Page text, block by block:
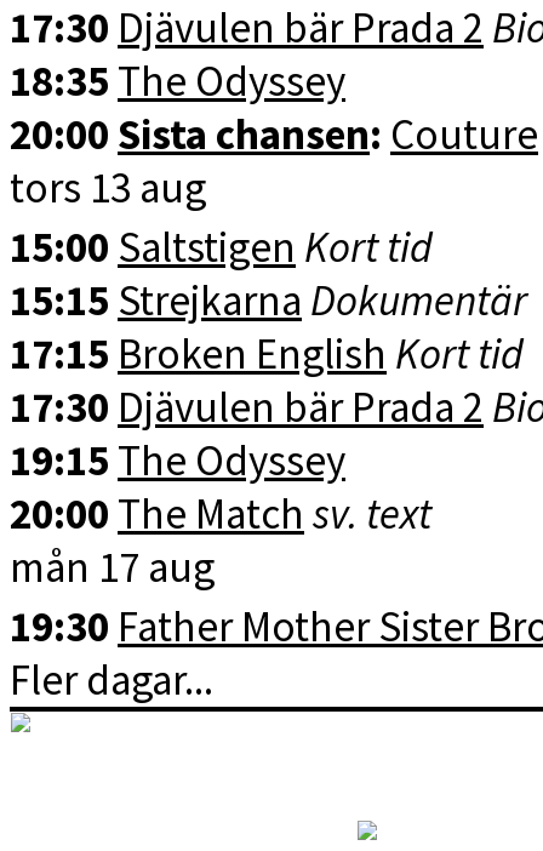
17:30 Djävulen bär Prada 2
18:35 The Odyssey
20:00 Sista chansen: Couture
tors 13 aug
15:00 Saltstigen Kort tid
15:15 Strejkarna Dokumentär
17:15 Broken English Kort tid
17:30 Djävulen bär Prada 2
19:15 The Odyssey
20:00 The Match sv. text
mån 17 aug
19:30 Father Mother Sister
Fler dagar...